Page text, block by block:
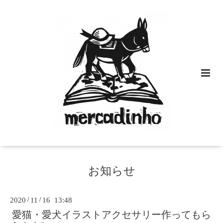
お知らせ
2020 / 11 / 16 13:48
愛猫・愛犬イラストアクセサリー作ってもら